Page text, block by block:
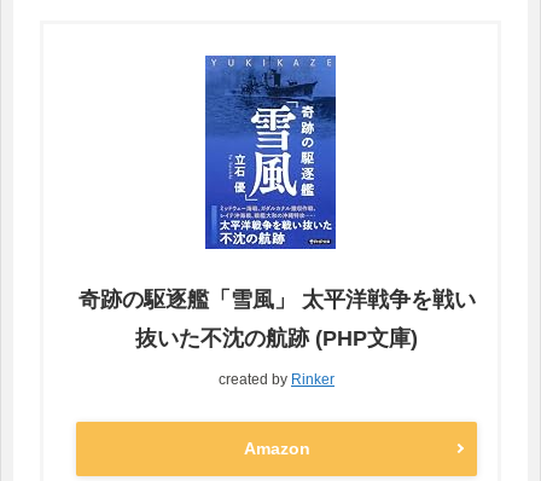
奇跡の駆逐艦「雪風」 太平洋戦争を戦い
抜いた不沈の航跡 (PHP文庫)
created by Rinker
Amazon